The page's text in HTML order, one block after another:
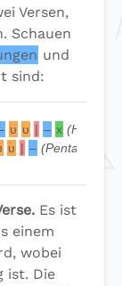
Versen,
Schauen
und
sind:
υ υ | – x
υ | – (Pentameter)
Es ist
einem
wobei
ist. Die